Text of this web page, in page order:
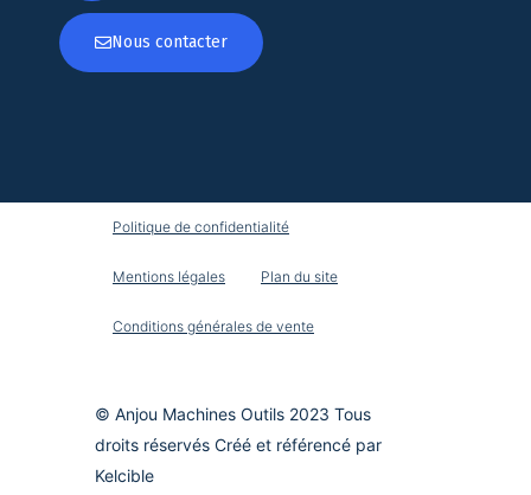
Nous contacter
Politique de confidentialité
Mentions légales Plan du site
Conditions générales de vente
© Anjou Machines Outils 2023 Tous
droits réservés Créé et référencé par
Kelcible